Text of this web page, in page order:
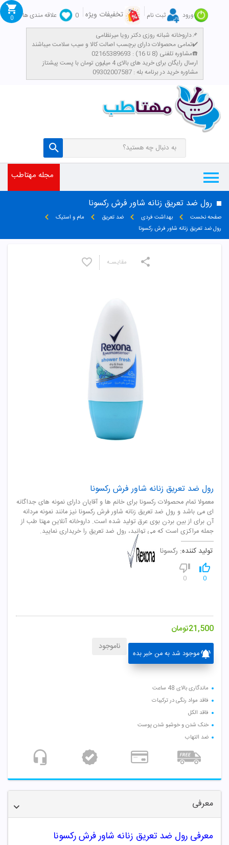
ورود ثبت نام تخفیفات ویژه 0
علاقه مندی ها
داروخانه شبانه روزی دکتر رویا میرنظامی📌
تمامی محصولات دارای برچسب اصالت کالا و سیب سلامت میباشند✔️
مشاوره تلفنی (8 تا 16) : 02165389693☎️
​ارسال رایگان برای خرید های بالای 4 میلیون تومان با پست پیشتاز
مشاوره خرید در برنامه بله : 09302007587
0
مجله مهتاطب
رول ضد تعریق زنانه شاور فرش رکسونا
صفحه نخست بهداشت فردی ضد تعریق
مام و استیک
رول ضد تعریق زنانه شاور فرش رکسونا
رول ضد تعریق زنانه شاور فرش رکسونا
معمولا تمام محصولات رکسونا برای خانم ها و آقایان دارای نمونه های جداگانه
ای می باشد و رول ضد تعریق زنانه شاور فرش رکسونا نیز مانند نمونه مردانه
آن برای از بین بردن بوی عرق تولید شده است. داروخانه آنلاین مهتا طب از
جمله مراکزی است که می توانید، رول ضد تعریق را خریداری نمایید.
تولید کننده: رکسونا
0
0
21,500تومان
موجود شد به من خبر بده
ناموجود
مقایسـه
ماندگاری بالای 48 ساعت
فاقد مواد رنگی در ترکیبات
فاقد الکل
خنک شدن و خوشبو شدن پوست
ضد التهاب
معرفی
معرفی رول ضد تعریق زنانه شاور فرش رکسونا